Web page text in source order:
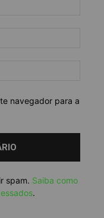
navegador para a
spam. Saiba como
.